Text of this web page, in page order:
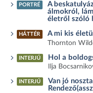
PORTRÉ
A
álmokról,
életről szóló
HÁTTÉR A mi kis
Thornton
INTERJÚ Hol a
Ilja
INTERJÚ
Van jó